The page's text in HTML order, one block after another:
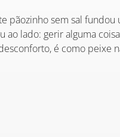
pãozinho sem sal fundou
ao lado: gerir alguma
é como peixe